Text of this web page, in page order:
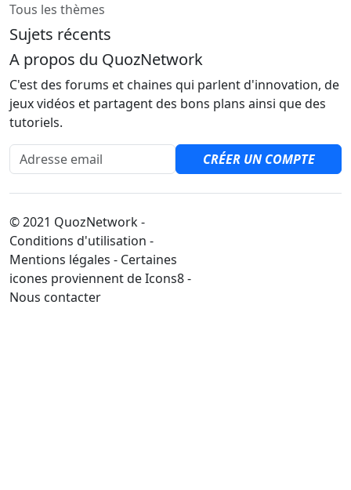
Tous les thèmes
Sujets récents
A propos du QuozNetwork
C'est des forums et chaines qui parlent d'innovation, de
jeux vidéos et partagent des bons plans ainsi que des
tutoriels.
Adresse email
CRÉER UN COMPTE
© 2021 QuozNetwork -
Conditions d'utilisation -
Mentions légales - Certaines
icones proviennent de Icons8 -
Nous contacter